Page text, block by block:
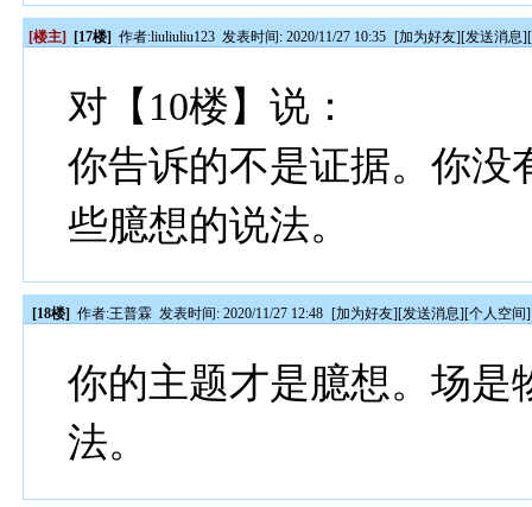
[楼主] [17楼] 作者:liuliuliu123 发表时间: 2020/11/27 10:35 [加为好友][发送消息][
对【10楼】说：
你告诉的不是证据。你没
些臆想的说法。
[18楼] 作者:王普霖 发表时间: 2020/11/27 12:48 [加为好友][发送消息][个人空间]
你的主题才是臆想。场是
法。